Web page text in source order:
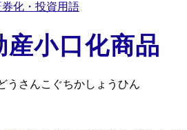
化・投資用語
産小口化商品
うさんこぐちかしょうひん